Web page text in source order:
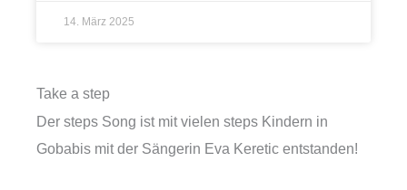
14. März 2025
Take a step
Der steps Song ist mit vielen steps Kindern in
Gobabis mit der Sängerin Eva Keretic entstanden!